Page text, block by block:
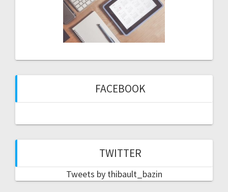
FACEBOOK
TWITTER
Tweets by thibault_bazin